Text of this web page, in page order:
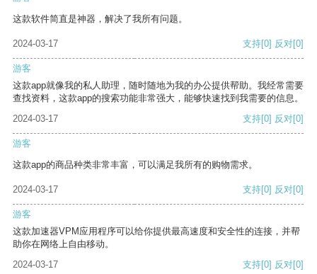
这款软件简直是神器，解决了我所有问题。
2024-03-17 支持[0] 反对[0]
游客
这款app就像我的私人助理，随时随地为我的办公提供帮助。我经常需要
查找资料，这款app的搜索功能非常强大，能够快速找到我需要的信息。
2024-03-17
支持[0] 反对[0]
游客
这款app的商品种类非常丰富，可以满足我所有的购物需求。
2024-03-17 支持[0] 反对[0]
游客
这款加速器VPM应用程序可以给你提供最高速度和安全性的连接，并帮
助你在网络上自由移动。
2024-03-17
支持[0] 反对[0]